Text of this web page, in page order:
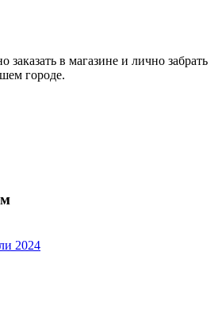
в магазине и лично забрать
городе.
2024